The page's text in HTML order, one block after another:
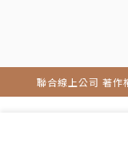
{台達桃園研發
※隨書贈─綠領工
天然設計策略01
天然設計策略02
聯合線上公司 著